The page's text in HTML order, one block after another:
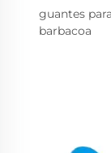
guantes
barbacoa